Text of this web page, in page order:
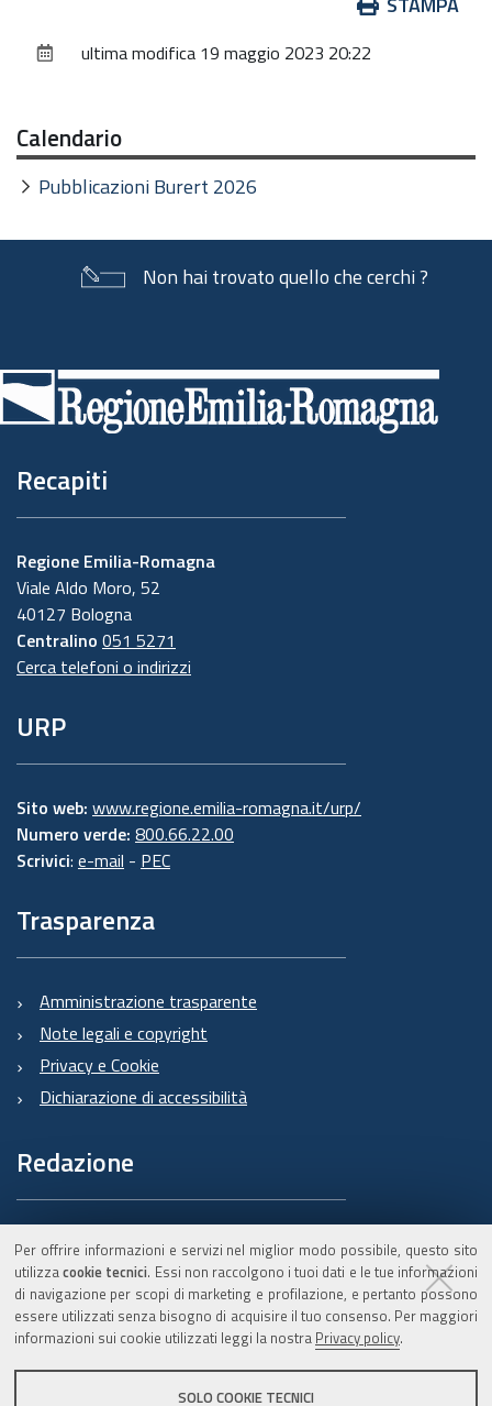
Per offrire informazioni e servizi nel miglior modo possibile, questo sito
utilizzacookie tecnici. Essi non raccolgono i tuoi dati e le tue informazioni
di navigazione per scopi di marketing e profilazione, e pertanto possono
essere utilizzati senza bisogno di acquisire il tuo consenso. Per maggiori
informazioni sui cookie utilizzati leggi la nostra Privacy policy.
SOLO COOKIE TECNICI
documentoultima modifica 19 maggio 2023 20:22
Calendario
Pubblicazioni Burert 2026
Non hai trovato quello che cerchi ?
di
pagina
Recapiti
Regione Emilia-Romagna
Viale Aldo Moro, 52
40127 Bologna
Centralino 051 5271
Cerca telefoni o indirizzi
URP
Sito web: www.regione.emilia-romagna.it/urp/
Numero verde: 800.66.22.00
Scrivici: e-mail - PEC
Trasparenza
Amministrazione trasparente
Note legali e copyright
Privacy e Cookie
Dichiarazione di accessibilità
Redazione
Informazioni sul Burert
e contatti
C.F. 800.625.903.79